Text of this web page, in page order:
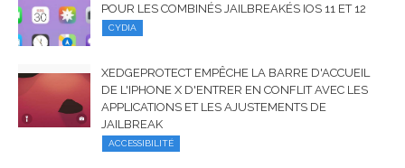
POUR LES COMBINÉS JAILBREAKÉS IOS 11 ET 12
CYDIA
XEDGEPROTECT EMPÊCHE LA BARRE D'ACCUEIL
DE L'IPHONE X D'ENTRER EN CONFLIT AVEC LES
APPLICATIONS ET LES AJUSTEMENTS DE
JAILBREAK
ACCESSIBILITÉ